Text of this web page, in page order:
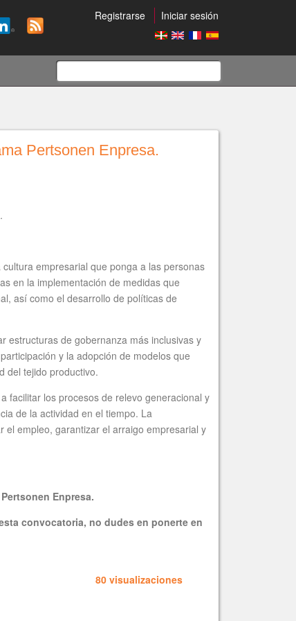
Registrarse Iniciar sesión
de
Pertsonen Enpresa.
empresarial que ponga a las personas
en la implementación de medidas que
así como el desarrollo de políticas de
estructuras de gobernanza más inclusivas y
y la adopción de modelos que
del tejido productivo.
facilitar los procesos de relevo generacional y
de la actividad en el tiempo. La
el empleo, garantizar el arraigo empresarial y
Enpresa.
convocatoria, no dudes en ponerte en
80 visualizaciones